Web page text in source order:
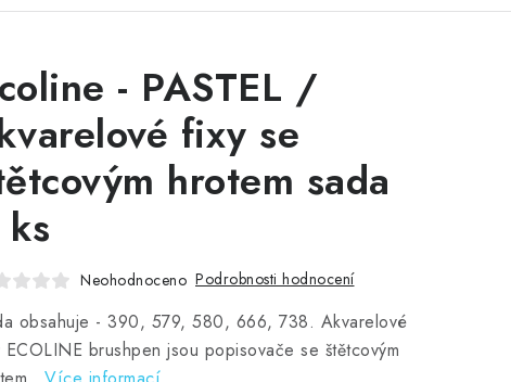
- PASTEL /
fixy se
hrotem sada
Neohodnoceno Podrobnosti hodnocení
obsahuje - 390, 579, 580, 666, 738. Akvarelové
ECOLINE brushpen jsou popisovače se štětcovým